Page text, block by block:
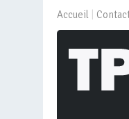
Accueil